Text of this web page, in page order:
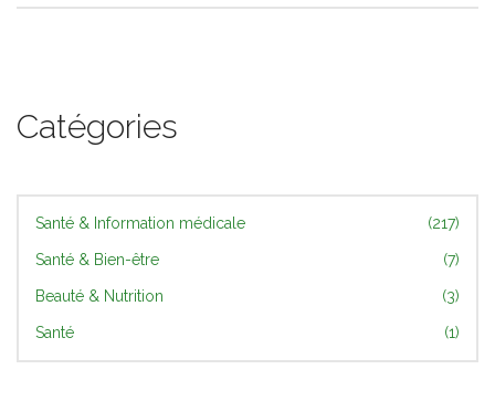
Catégories
Santé & Information médicale (217)
Santé & Bien-être (7)
Beauté & Nutrition (3)
Santé (1)